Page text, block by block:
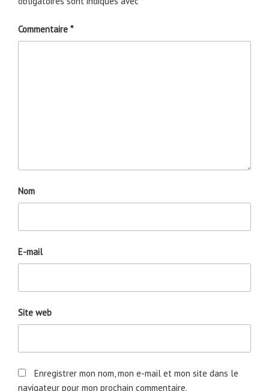
Commentaire *
Nom
E-mail
Site web
Enregistrer mon nom, mon e-mail et mon site dans le
navigateur pour mon prochain commentaire.